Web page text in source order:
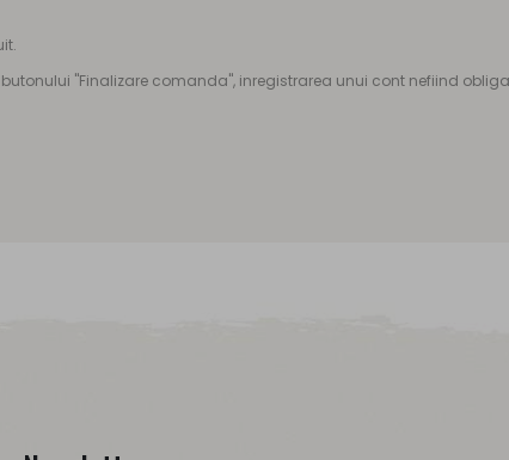
"Finalizare comanda", inregistrarea unui cont nefiind